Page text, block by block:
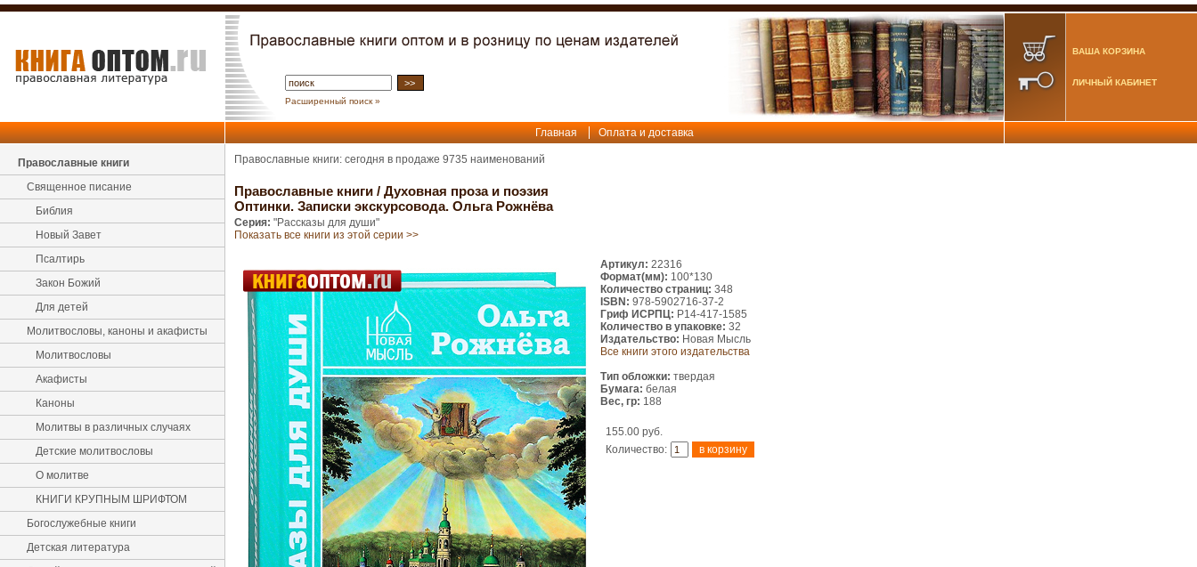
Расширенный поиск »
ВАША КОРЗИНА
ЛИЧНЫЙ КАБИНЕТ
Главная Оплата и доставка
Православные книги
Священное писание
Библия
Новый Завет
Псалтирь
Закон Божий
Для детей
Молитвословы, каноны и акафисты
Молитвословы
Акафисты
Каноны
Молитвы в различных случаях
Детские молитвословы
О молитве
КНИГИ КРУПНЫМ ШРИФТОМ
Богослужебные книги
Детская литература
Православные книги: сегодня в продаже 9735 наименований
Православные книги / Духовная проза и поэзия
Оптинки. Записки экскурсовода. Ольга Рожнёва
Серия: "Рассказы для души"
Показать все книги из этой серии >>
Артикул: 22316
Формат(мм): 100*130
Количество страниц: 348
ISBN: 978-5902716-37-2
Гриф ИСРПЦ: Р14-417-1585
Количество в упаковке: 32
Издательство: Новая Мысль
Все книги этого издательства
Тип обложки: твердая
Бумага: белая
Вес, гр: 188
155.00 руб.
Количество: